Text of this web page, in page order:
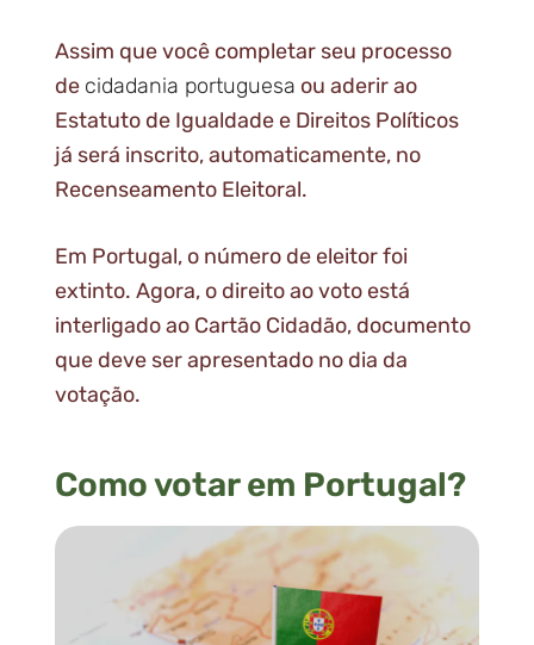
Assim que você completar seu processo
de cidadania portuguesa ou aderir ao
Estatuto de Igualdade e Direitos Políticos
já será inscrito, automaticamente, no
Recenseamento Eleitoral.
Em Portugal, o número de eleitor foi
extinto. Agora, o direito ao voto está
interligado ao Cartão Cidadão, documento
que deve ser apresentado no dia da
votação.
Como votar em Portugal?